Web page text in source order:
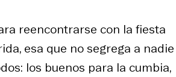
reencontrarse con la fiesta
esa que no segrega a nadie
los buenos para la cumbia,